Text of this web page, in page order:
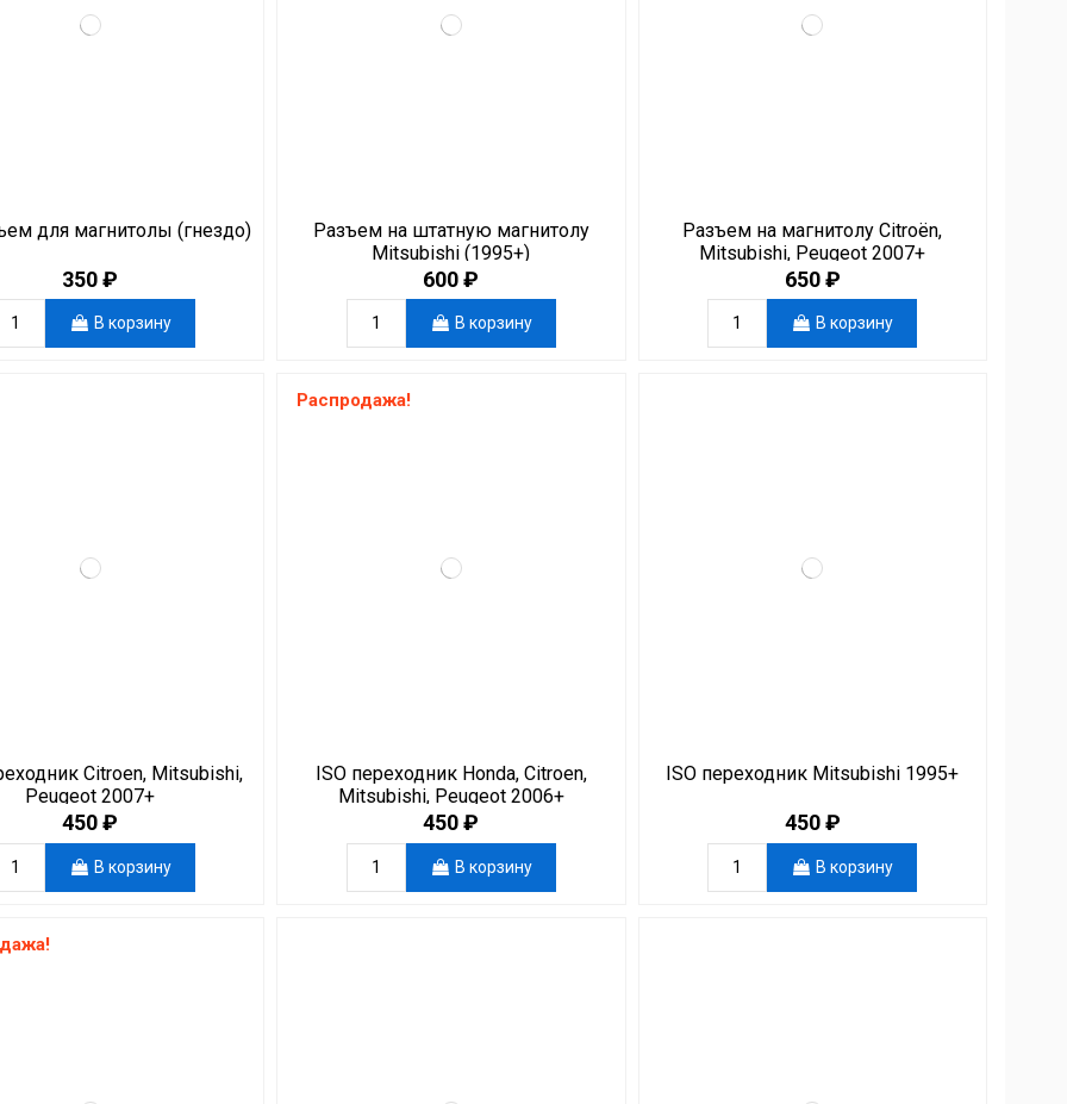
для магнитолы (гнездо)
350 ₽
В корзину
Разъем на штатную магнитолу
Mitsubishi (1995+)
600 ₽
В корзину
Разъем на магнитолу Citroën,
Mitsubishi, Peugeot 2007+
650 ₽
В корзину
Citroen, Mitsubishi,
Peugeot 2007+
450 ₽
В корзину
Распродажа!
ISO переходник Honda, Citroen,
Mitsubishi, Peugeot 2006+
450 ₽
В корзину
ISO переходник Mitsubishi 1995+
450 ₽
В корзину